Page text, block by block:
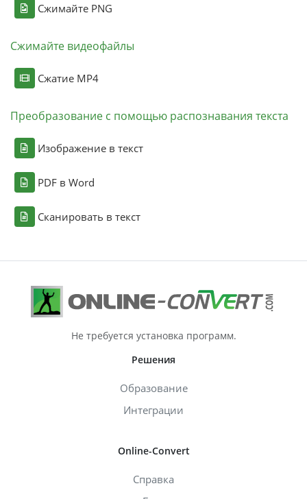
Сжимайте PNG
Сжимайте видеофайлы
Сжатие MP4
Преобразование с помощью распознавания текста
Изображение в текст
PDF в Word
Сканировать в текст
Не требуется установка программ.
Решения
Образование
Интеграции
Online-Convert
Справка